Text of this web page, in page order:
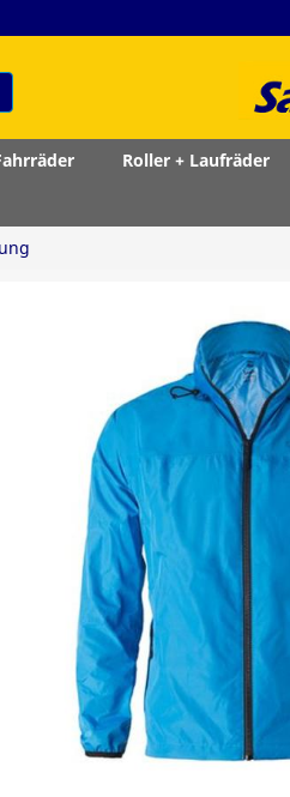
Roller + Laufräder